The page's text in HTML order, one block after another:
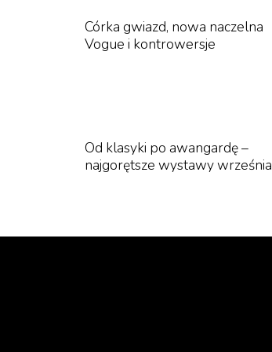
Córka gwiazd, nowa naczelna
Vogue i kontrowersje
Od klasyki po awangardę –
najgorętsze wystawy września